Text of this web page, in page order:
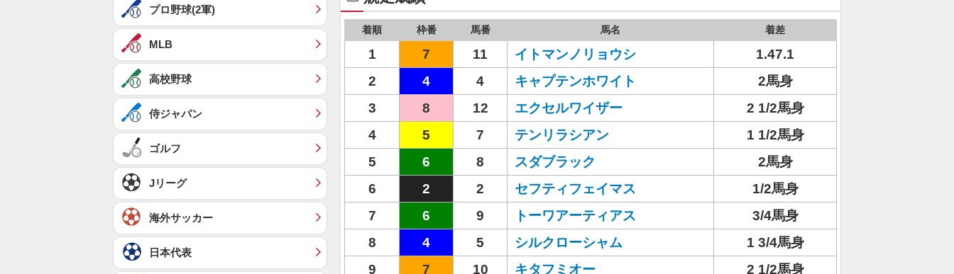
着順 枠番 馬番 馬名 着差
1 7 11 イトマンノリョウシ
1.47.1
2
4 4 キャプテンホワイト
2馬身
3
8 12 エクセルワイザー
2 1/2馬身
4
5 7 テンリラシアン
1 1/2馬身
5
6 8 スダブラック
2馬身
6
2 2 セフティフェイマス
1/2馬身
7
6 9 トーワアーティアス
3/4馬身
8
4 5 シルクローシャム
1 3/4馬身
9
7 10 キタフミオー
2 1/2馬身
プロ野球(2軍)
MLB
高校野球
侍ジャパン
ゴルフ
Jリーグ
海外サッカー
日本代表